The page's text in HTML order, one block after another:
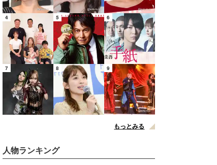
4 5 6
7 8 9
もっとみる
人物ランキング